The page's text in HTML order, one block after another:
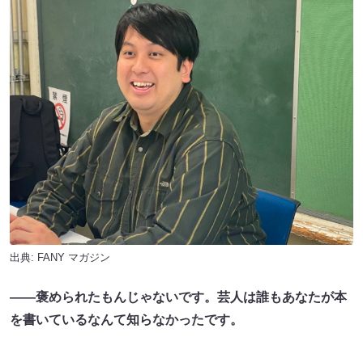
出典: FANY マガジン
――褒められたもんじゃないです。芸人は誰もあなたが本
を書いているなんて知らなかったです。